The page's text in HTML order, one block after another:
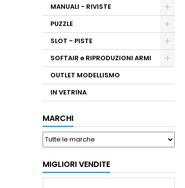
MANUALI - RIVISTE
PUZZLE
SLOT - PISTE
SOFTAIR e RIPRODUZIONI ARMI
OUTLET MODELLISMO
IN VETRINA
MARCHI
MIGLIORI VENDITE